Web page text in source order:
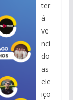
ter
á
ve
nci
do
as
ele
içõ